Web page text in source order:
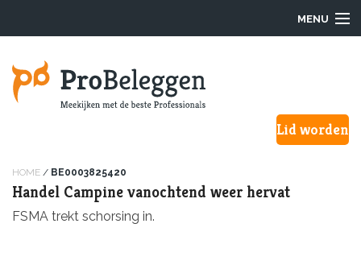
MENU
Hoe werkt het?
Onze Pro’s
Lid worden
HOME / BE0003825420
Handel Campine vanochtend weer hervat
FSMA trekt schorsing in.